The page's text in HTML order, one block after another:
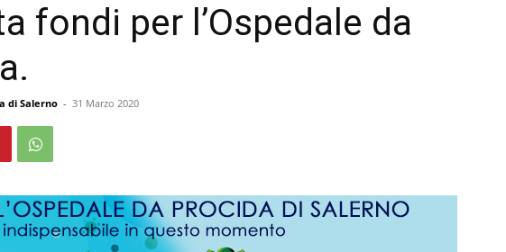
fondi per l’Ospedale da
di Salerno - 31 Marzo 2020